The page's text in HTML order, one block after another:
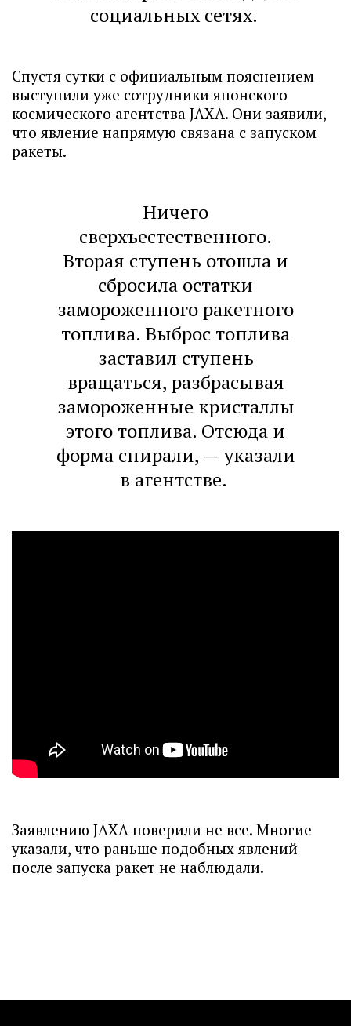
социальных сетях.
Спустя сутки с официальным пояснением
выступили уже сотрудники японского
космического агентства JAXA. Они заявили,
что явление напрямую связана с запуском
ракеты.
Ничего
сверхъестественного.
Вторая ступень отошла и
сбросила остатки
замороженного ракетного
топлива. Выброс топлива
заставил ступень
вращаться, разбрасывая
замороженные кристаллы
этого топлива. Отсюда и
форма спирали, — указали
в агентстве.
Заявлению JAXA поверили не все. Многие
указали, что раньше подобных явлений
после запуска ракет не наблюдали.